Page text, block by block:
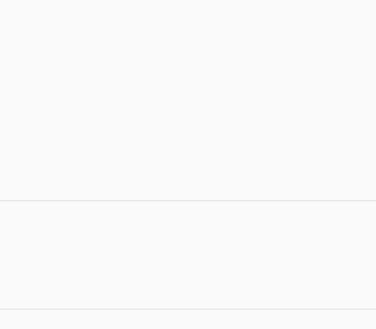
ממועד הרכישה * בלאי ושחיקה או אי נוחות לאחר השימוש